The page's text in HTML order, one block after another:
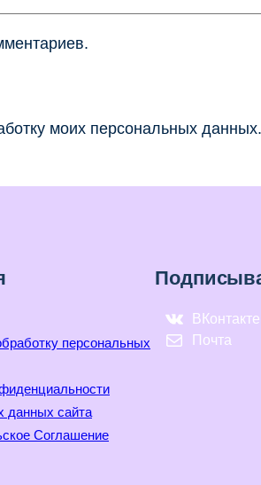
моих персональных данных.
персональных
данных сайта
Соглашение
ВКонтакте
Почта